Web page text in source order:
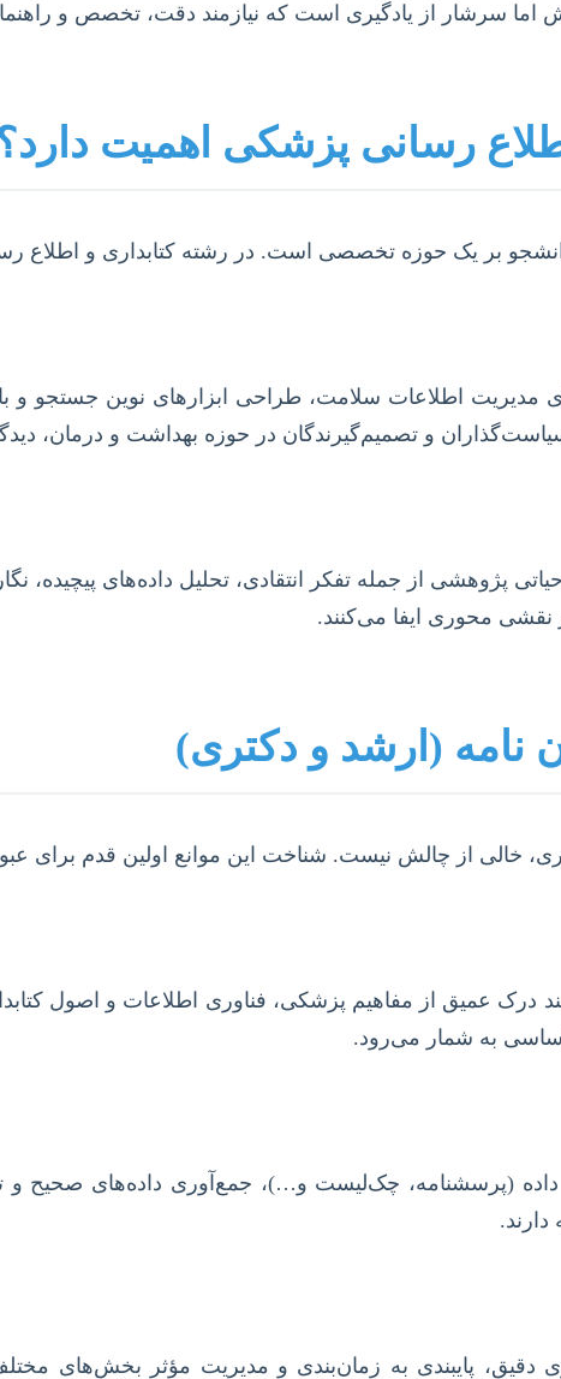
اما سرشار از یادگیری است که نیازمند دقت، تخصص و
رسانی پزشکی اهمیت
دانشجو بر یک حوزه تخصصی است. در رشته کتابداری و
اطلاعات سلامت، طراحی ابزارهای نوین جستجو و
و تصمیم‌گیرندگان در حوزه بهداشت و درمان،
پژوهشی از جمله تفکر انتقادی، تحلیل داده‌های پیچیده،
نقشی محوری ایفا می‌کنند.
نامه (ارشد و دکتری)
خالی از چالش نیست. شناخت این موانع اولین قدم برای
درک عمیق از مفاهیم پزشکی، فناوری اطلاعات و اصول
به شمار می‌رود.
دقیق، پایبندی به زمان‌بندی و مدیریت مؤثر بخش‌های